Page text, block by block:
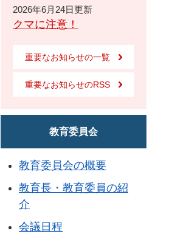
2026年6月24日更新
クマに注意！
重要なお知らせの一覧
重要なお知らせのRSS
教育委員会
教育委員会の概要
教育長・教育委員の紹
介
会議日程